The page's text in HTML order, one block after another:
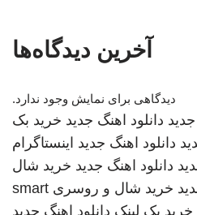
آخرین دیدگاه‌ها
دیدگاهی برای نمایش وجود ندارد.
دانلود اهنگ جدید خرید بک
دانلود اهنگ جدید اینستاگرام
دانلود اهنگ جدید خرید شال
خرید شال و روسری smart
خرید بک لینک دانلود اهنگ جدید